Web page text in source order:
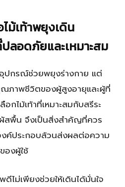
ม้เท้าพยุงเดิน
ลอดภัยและเหมาะสม
อุปกรณ์ช่วยพยุงร่างกาย แต่
ภาพชีวิตของผู้สูงอายุและผู้ที่
กไม้เท้าที่เหมาะสมกับสรีระ
สพื้น จึงเป็นสิ่งสำคัญที่ควร
งค์ประกอบล้วนส่งผลต่อความ
องผู้ใช้
ไม่เพียงช่วยให้เดินได้มั่นใจ